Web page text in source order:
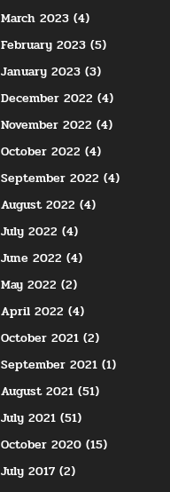
March 2023 (4)
February 2023 (5)
January 2023 (3)
December 2022 (4)
November 2022 (4)
October 2022 (4)
September 2022 (4)
August 2022 (4)
July 2022 (4)
June 2022 (4)
May 2022 (2)
April 2022 (4)
October 2021 (2)
September 2021 (1)
August 2021 (51)
July 2021 (51)
October 2020 (15)
July 2017 (2)